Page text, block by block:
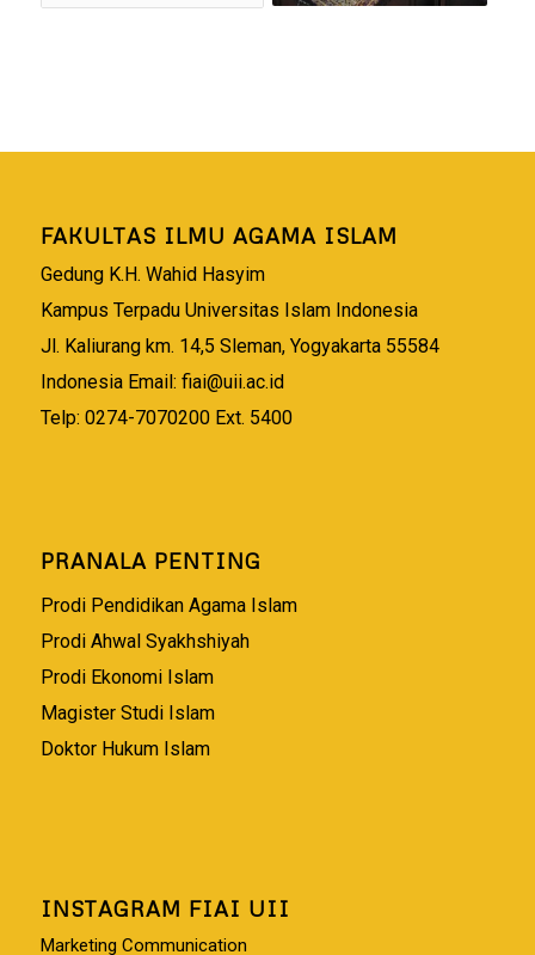
FAKULTAS ILMU AGAMA ISLAM
Gedung K.H. Wahid Hasyim
Kampus Terpadu Universitas Islam Indonesia
Jl. Kaliurang km. 14,5 Sleman, Yogyakarta 55584
Indonesia Email: fiai@uii.ac.id
Telp: 0274-7070200 Ext. 5400
PRANALA PENTING
Prodi Pendidikan Agama Islam
Prodi Ahwal Syakhshiyah
Prodi Ekonomi Islam
Magister Studi Islam
Doktor Hukum Islam
INSTAGRAM FIAI UII
Marketing Communication